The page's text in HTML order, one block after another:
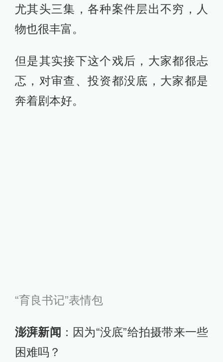
尤其头三集，各种案件层出不穷，人
物也很丰富。
但是其实接下这个戏后，大家都很忐
忑，对审查、投资都没底，大家都是
奔着剧本好。
“育良书记”表情包
澎湃新闻 ：因为“没底”给拍摄带来一些
困难吗？